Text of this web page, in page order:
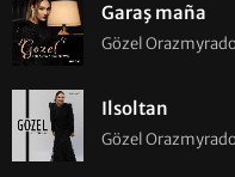
Garaş maña
Gözel
Ilsoltan
Gözel